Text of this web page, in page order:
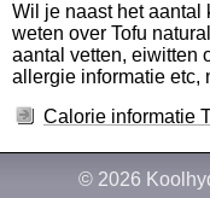
Wil je naast het aantal
weten over Tofu
aantal vetten, eiwitten
allergie informatie etc,
Calorie informatie
© 2026